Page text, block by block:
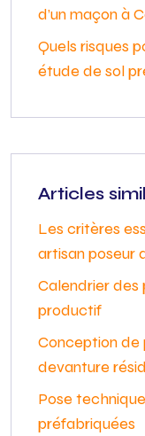
d’un maçon à
Quels risques
étude de sol
Articles
Les critères
artisan poseur
Calendrier des
productif
Conception de
devanture
Pose
préfabriquées